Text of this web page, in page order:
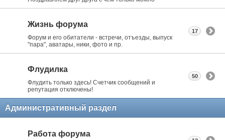
Жизнь форума
Форум и его обитатели - встречи, отъезды, выпуск
"пара", аватары, ники, фото и пр.
17
Флудилка
Флудить только здесь! Счетчик сообщений и
репутация отключены!
50
Административный раздел
Работа форума